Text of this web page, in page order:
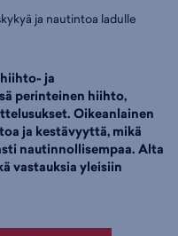
ja
perinteinen hiihto,
Oikeanlainen
ja kestävyyttä, mikä
nautinnollisempaa. Alta
vastauksia yleisiin